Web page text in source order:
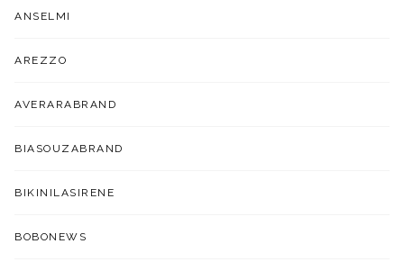
ANSELMI
AREZZO
AVERARABRAND
BIASOUZABRAND
BIKINILASIRENE
BOBONEWS